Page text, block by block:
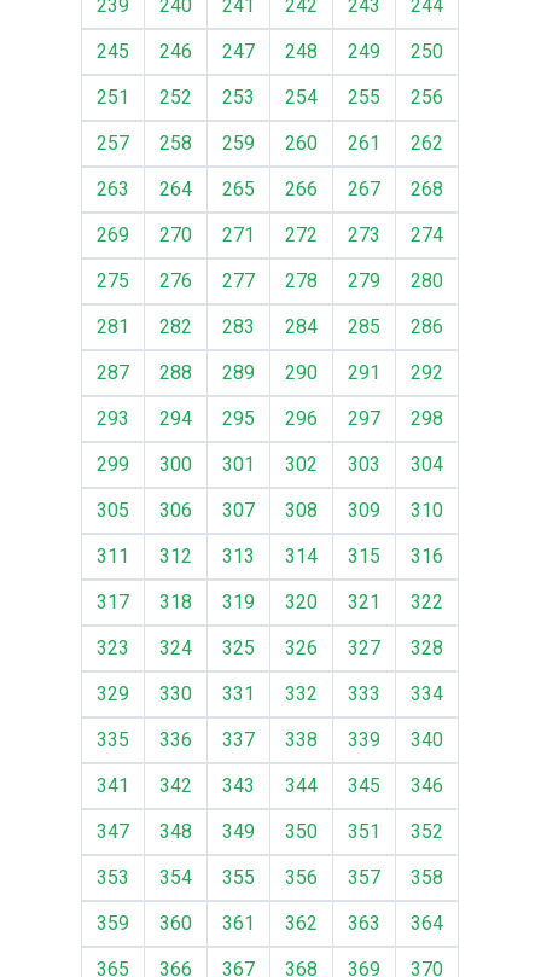
239
240 241 242 243
244
245
246 247 248 249
250
251
252 253 254 255
256
257
258 259 260 261
262
263
264 265 266 267
268
269
270 271 272 273
274
275
276 277 278 279
280
281
282 283 284 285
286
287
288 289 290 291
292
293
294 295 296 297
298
299
300 301 302 303
304
305
306 307 308 309
310
311
312 313 314 315
316
317
318 319 320 321
322
323
324 325 326 327
328
329
330 331 332 333
334
335
336 337 338 339
340
341
342 343 344 345
346
347
348 349 350 351
352
353
354 355 356 357
358
359
360 361 362 363
364
365
366 367 368 369 370